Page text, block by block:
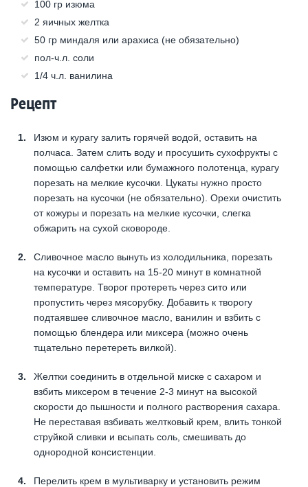
100 гр изюма
2 яичных желтка
50 гр миндаля или арахиса (не обязательно)
пол-ч.л. соли
1/4 ч.л. ванилина
Рецепт
Изюм и курагу залить горячей водой, оставить на
полчаса. Затем слить воду и просушить сухофрукты с
помощью салфетки или бумажного полотенца, курагу
порезать на мелкие кусочки. Цукаты нужно просто
порезать на кусочки (не обязательно). Орехи очистить
от кожуры и порезать на мелкие кусочки, слегка
обжарить на сухой сковороде.
Сливочное масло вынуть из холодильника, порезать
на кусочки и оставить на 15-20 минут в комнатной
температуре. Творог протереть через сито или
пропустить через мясорубку. Добавить к творогу
подтаявшее сливочное масло, ванилин и взбить с
помощью блендера или миксера (можно очень
тщательно перетереть вилкой).
Желтки соединить в отдельной миске с сахаром и
взбить миксером в течение 2-3 минут на высокой
скорости до пышности и полного растворения сахара.
Не переставая взбивать желтковый крем, влить тонкой
струйкой сливки и всыпать соль, смешивать до
однородной консистенции.
Перелить крем в мультиварку и установить режим